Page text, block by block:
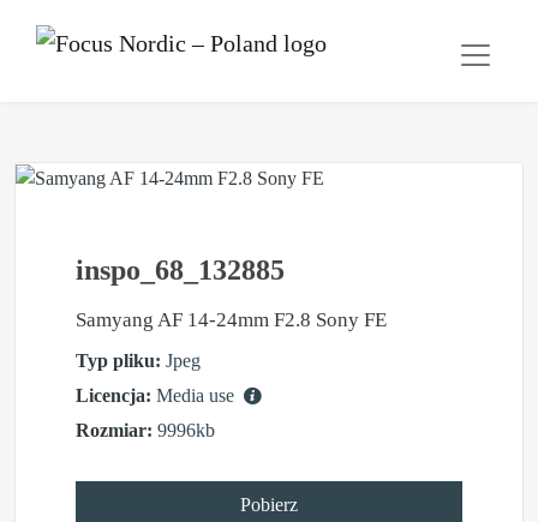
inspo_68_132885
Samyang AF 14-24mm F2.8 Sony FE
Typ pliku: Jpeg
Licencja: Media use
Rozmiar: 9996kb
Pobierz